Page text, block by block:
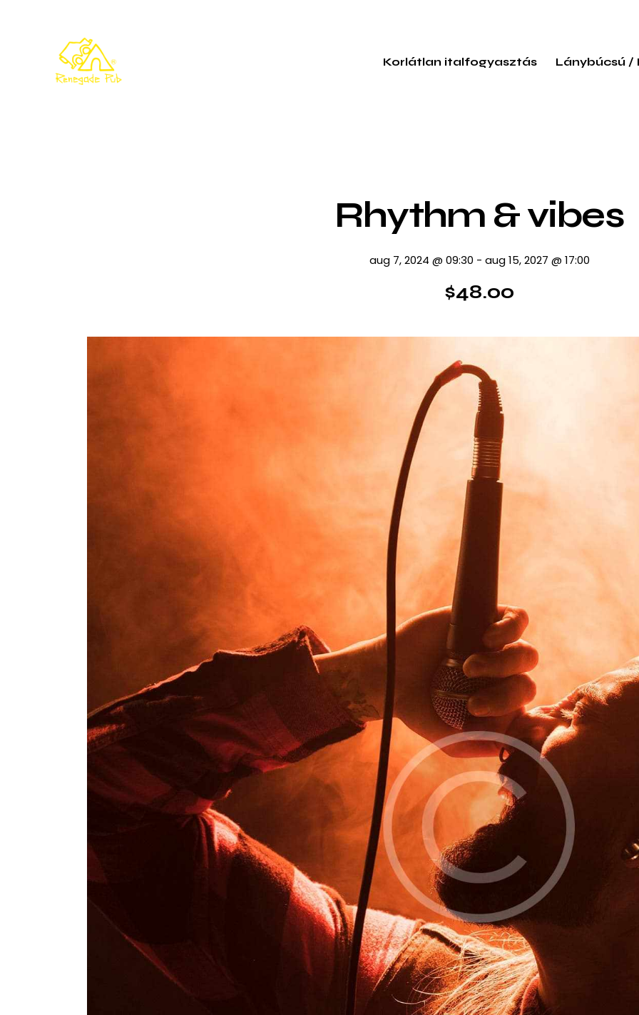
Korlátlan italfogyasztás Lánybúcsú /
Rhythm & vibes
aug 7, 2024 @ 09:30 - aug 15, 2027 @ 17:00
$48.00